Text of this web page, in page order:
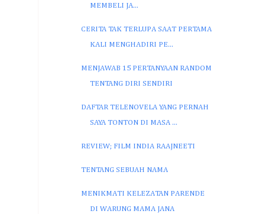
MEMBELI JA...
CERITA TAK TERLUPA SAAT PERTAMA
KALI MENGHADIRI PE...
MENJAWAB 15 PERTANYAAN RANDOM
TENTANG DIRI SENDIRI
DAFTAR TELENOVELA YANG PERNAH
SAYA TONTON DI MASA ...
REVIEW; FILM INDIA RAAJNEETI
TENTANG SEBUAH NAMA
MENIKMATI KELEZATAN PARENDE
DI WARUNG MAMA JANA